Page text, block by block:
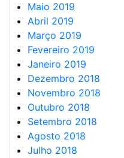
Maio 2019
Abril 2019
Março 2019
Fevereiro 2019
Janeiro 2019
Dezembro 2018
Novembro 2018
Outubro 2018
Setembro 2018
Agosto 2018
Julho 2018